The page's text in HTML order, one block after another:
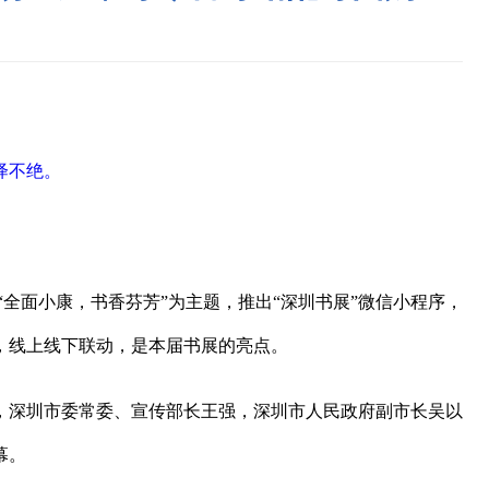
绝。
面小康，书香芬芳”为主题，推出“深圳书展”微信小程序，
上线下联动，是本届书展的亮点。
圳市委常委、宣传部长王强，深圳市人民政府副市长吴以